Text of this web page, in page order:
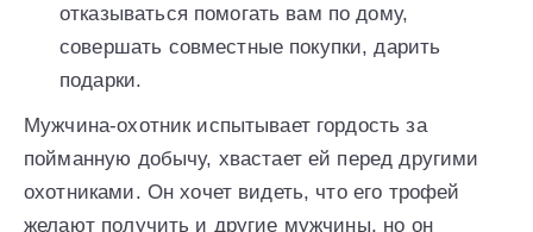
отказываться помогать вам по дому,
совершать совместные покупки, дарить
подарки.
Мужчина-охотник испытывает гордость за
пойманную добычу, хвастает ей перед другими
охотниками. Он хочет видеть, что его трофей
желают получить и другие мужчины, но он